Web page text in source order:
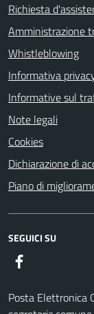
Richiesta
Amministrazione
Whistleblowing
Informativa
Informative sul
Note legali
Cookies
Dichiarazione di
Piano di
SEGUICI SU
Posta Elettronica